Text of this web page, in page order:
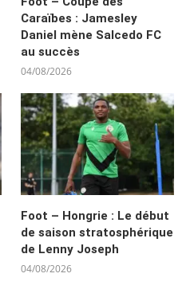
Caraïbes : Jamesley
Daniel mène Salcedo FC
au succès
04/08/2026
Foot – Hongrie : Le début
de saison stratosphérique
de Lenny Joseph
04/08/2026